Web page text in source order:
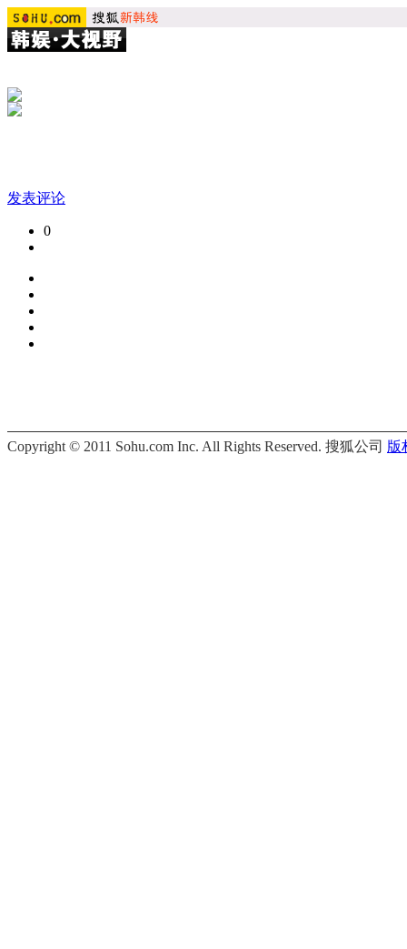
发表评论
0
Copyright © 2011 Sohu.com Inc. All Rights Reserved. 搜狐公司 版